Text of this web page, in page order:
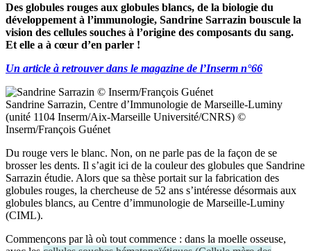
Des globules rouges aux globules blancs, de la biologie du
développement à l’immunologie, Sandrine Sarrazin bouscule la
vision des cellules souches à l’origine des composants du sang.
Et elle a à cœur d’en parler !
Un article à retrouver dans le magazine de l’Inserm n°66
Sandrine Sarrazin, Centre d’Immunologie de Marseille-Luminy
(unité 1104 Inserm/Aix-Marseille Université/CNRS) ©
Inserm/François Guénet
Du rouge vers le blanc. Non, on ne parle pas de la façon de se
brosser les dents. Il s’agit ici de la couleur des globules que Sandrine
Sarrazin étudie. Alors que sa thèse portait sur la fabrication des
globules rouges, la chercheuse de 52 ans s’intéresse désormais aux
globules blancs, au Centre d’immunologie de Marseille-Luminy
(CIML).
Commençons par là où tout commence : dans la moelle osseuse,